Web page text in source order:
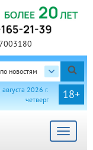
по новостям
18+
августа 2026 г.
четверг
Toggle